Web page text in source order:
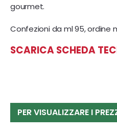
gourmet.
Confezioni da ml 95, ordine
SCARICA SCHEDA
PER VISUALIZZARE I